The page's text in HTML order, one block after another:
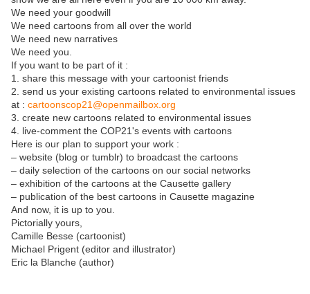
We need your goodwill
We need cartoons from all over the world
We need new narratives
We need you.
If you want to be part of it :
1. share this message with your cartoonist friends
2. send us your existing cartoons related to environmental issues
at : cartoonscop21@openmailbox.org
3. create new cartoons related to environmental issues
4. live-comment the COP21's events with cartoons
Here is our plan to support your work :
– website (blog or tumblr) to broadcast the cartoons
– daily selection of the cartoons on our social networks
– exhibition of the cartoons at the Causette gallery
– publication of the best cartoons in Causette magazine
And now, it is up to you.
Pictorially yours,
Camille Besse (cartoonist)
Michael Prigent (editor and illustrator)
Eric la Blanche (author)